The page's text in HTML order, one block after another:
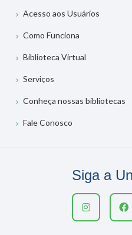
Acesso aos Usuários
Como Funciona
Biblioteca Virtual
Serviços
Conheça nossas bibliotecas
Fale Conosco
Siga a